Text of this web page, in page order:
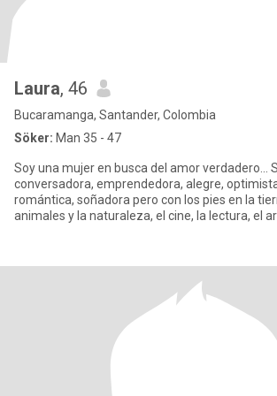
Laura, 46
Bucaramanga, Santander, Colombia
Söker: Man 35 - 47
Soy una mujer en busca del amor verdadero...
conversadora, emprendedora, alegre,
romántica, soñadora pero con los pies en la
animales y la naturaleza, el cine, la lectura, el